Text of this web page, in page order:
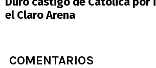
el Claro Arena
COMENTARIOS